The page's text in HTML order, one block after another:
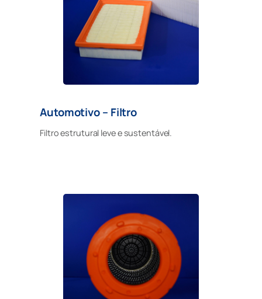
Automotivo – Filtro
Filtro estrutural leve e sustentável.